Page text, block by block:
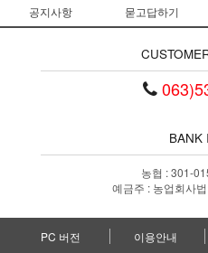
공지사항 묻고답하기
BANK
농협 : 301-
예금주 : 농업회사
PC 버전 이용안내